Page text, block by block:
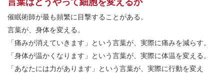
催眠術師が最も頻繁に目撃することがある。
言葉が、身体を変える。
「痛みが消えていきます」という言葉が、実際に痛みを減らす。
「身体が温かくなります」という言葉が、実際に体温を変える。
「あなたには力があります」という言葉が、実際に行動を変え